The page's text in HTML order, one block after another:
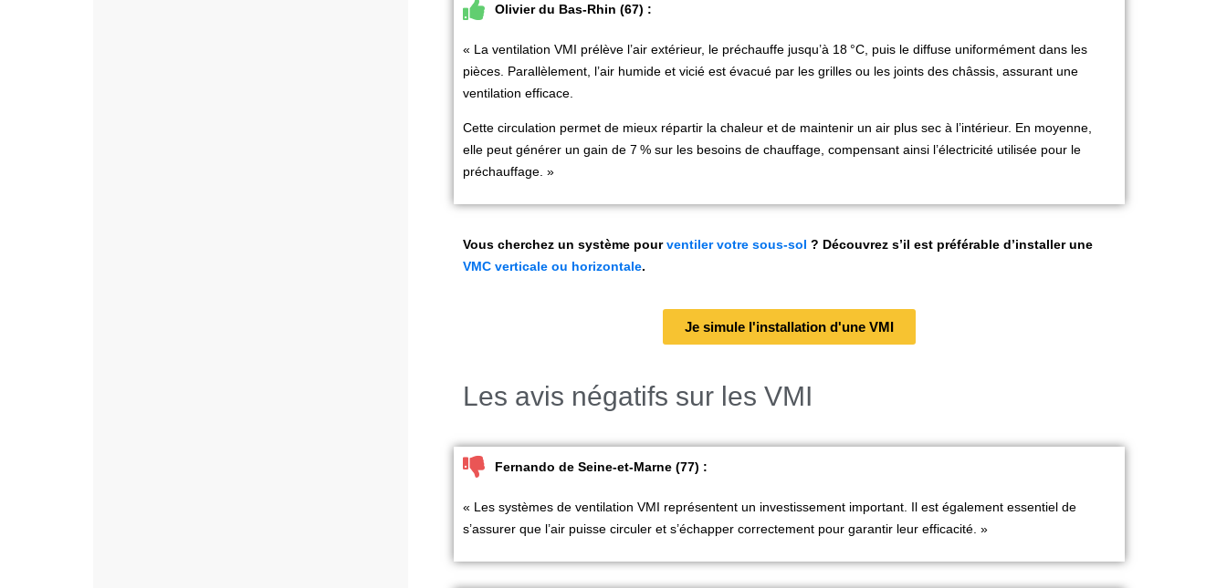
Olivier du Bas-Rhin (67) :
« La ventilation VMI prélève l’air extérieur, le préchauffe jusqu’à 18 °C, puis le diffuse uniformément dans les
pièces. Parallèlement, l’air humide et vicié est évacué par les grilles ou les joints des châssis, assurant une
ventilation efficace.
Cette circulation permet de mieux répartir la chaleur et de maintenir un air plus sec à l’intérieur. En moyenne,
elle peut générer un gain de 7 % sur les besoins de chauffage, compensant ainsi l’électricité utilisée pour le
préchauffage. »
Vous cherchez un système pourventiler votre sous-sol ? Découvrez s’il est préférable d’installer une
VMC verticale ou horizontale.
Je simule l'installation d'une VMI
Les avis négatifs sur les VMI
Fernando de Seine-et-Marne (77) :
« Les systèmes de ventilation VMI représentent un investissement important. Il est également essentiel de
s’assurer que l’air puisse circuler et s’échapper correctement pour garantir leur efficacité. »